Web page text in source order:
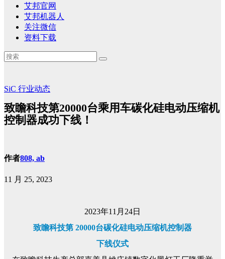
艾邦官网
艾邦机器人
关注微信
资料下载
SiC 行业动态
致瞻科技第20000台乘用车碳化硅电动压缩机
控制器成功下线！
作者808, ab
11 月 25, 2023
2023年11月24日
致瞻科技第 20000台碳化硅电动压缩机控制器
下线仪式